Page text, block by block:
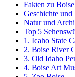
Fakten zu
Geschichte
Natur und
Top 5
1. Idaho State
2. Boise River
3. Old Idaho
4. Boise Art